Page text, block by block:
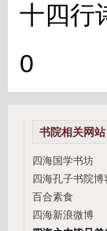
十四行
0
书院相关网站
四海国学书坊
四海孔子书院博
百合素食
四海新浪微博